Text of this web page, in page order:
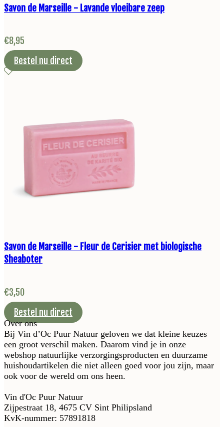
Savon de Marseille - Lavande vloeibare zeep
€8,95
Bestel nu direct
Savon de Marseille - Fleur de Cerisier met biologische
Sheaboter
€3,50
Bestel nu direct
Over ons
Bij Vin d’Oc Puur Natuur geloven we dat kleine keuzes
een groot verschil maken. Daarom vind je in onze
webshop natuurlijke verzorgingsproducten en duurzame
huishoudartikelen die niet alleen goed voor jou zijn, maar
ook voor de wereld om ons heen.
Vin d'Oc Puur Natuur
Zijpestraat 18, 4675 CV Sint Philipsland
KvK-nummer: 57891818